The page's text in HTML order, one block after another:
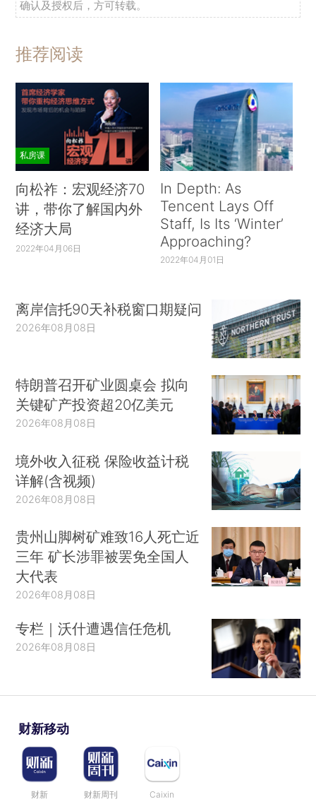
确认及授权后，方可转载。
推荐阅读
私房课
向松祚：宏观经济70
讲，带你了解国内外
经济大局
2022年04月06日
In Depth: As
Tencent Lays Off
Staff, Is Its ‘Winter’
Approaching?
2022年04月01日
离岸信托90天补税窗口期疑问
2026年08月08日
特朗普召开矿业圆桌会 拟向
关键矿产投资超20亿美元
2026年08月08日
境外收入征税 保险收益计税
详解(含视频)
2026年08月08日
贵州山脚树矿难致16人死亡近
三年 矿长涉罪被罢免全国人
大代表
2026年08月08日
专栏｜沃什遭遇信任危机
2026年08月08日
财新移动
财新 财新周刊 Caixin